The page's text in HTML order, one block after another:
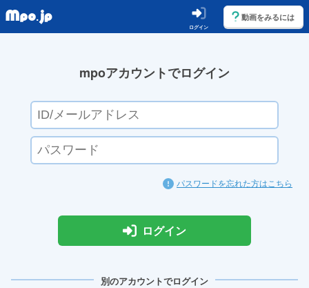
ログイン
動画をみるには
mpoアカウントでログイン
パスワードを忘れた方はこちら
ログイン
別のアカウントでログイン